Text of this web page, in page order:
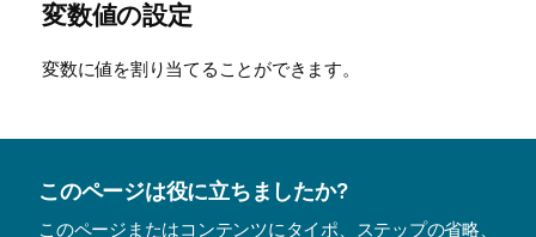
変数値の設定
変数に値を割り当てることができます。
このページは役に立ちましたか?
このページまたはコンテンツにタイポ、ステップの省略、